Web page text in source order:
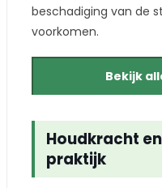
beschadiging van de
voorkomen.
Bekijk
Houdkracht
praktijk